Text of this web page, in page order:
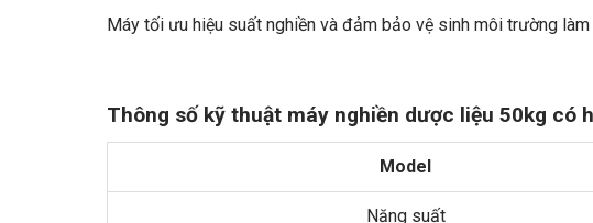
Máy tối ưu hiệu suất nghiền và đảm bảo vệ sinh môi trường làm
Thông số kỹ thuật máy nghiền dược liệu 50kg có
Model
Năng suất